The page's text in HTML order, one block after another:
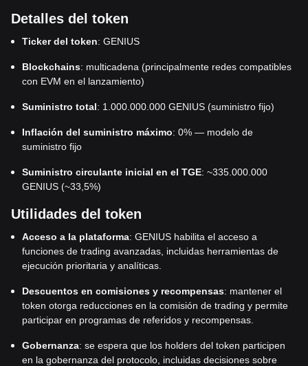
Detalles del token
Ticker del token: GENIUS
Blockchains: multicadena (principalmente redes compatibles
con EVM en el lanzamiento)
Suministro total: 1.000.000.000 GENIUS (suministro fijo)
Inflación del suministro máximo: 0% — modelo de
suministro fijo
Suministro circulante inicial en el TGE: ~335.000.000
GENIUS (~33,5%)
Utilidades del token
Acceso a la plataforma: GENIUS habilita el acceso a
funciones de trading avanzadas, incluidas herramientas de
ejecución prioritaria y analíticas.
Descuentos en comisiones y recompensas: mantener el
token otorga reducciones en la comisión de trading y permite
participar en programas de referidos y recompensas.
Gobernanza: se espera que los holders del token participen
en la gobernanza del protocolo, incluidas decisiones sobre